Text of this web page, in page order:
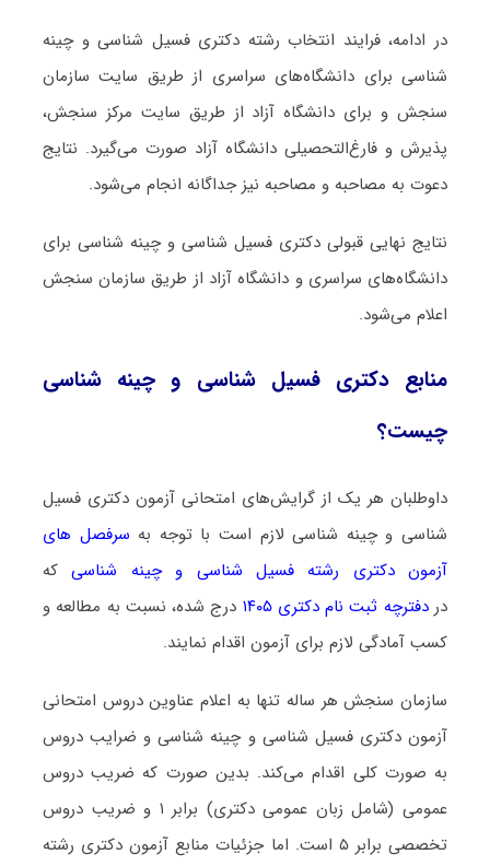
در ادامه، فرایند انتخاب رشته دکتری فسیل شناسی و چینه
شناسی برای دانشگاه‌های سراسری از طریق سایت سازمان
سنجش و برای دانشگاه آزاد از طریق سایت مرکز سنجش،
پذیرش و فارغ‌التحصیلی دانشگاه آزاد صورت می‌گیرد. نتایج
دعوت به مصاحبه و مصاحبه نیز جداگانه انجام می‌شود.
نتایج نهایی قبولی دکتری فسیل شناسی و چینه شناسی برای
دانشگاه‌های سراسری و دانشگاه آزاد از طریق سازمان سنجش
اعلام می‌شود.
منابع دکتری فسیل شناسی و چینه شناسی
چیست؟
داوطلبان هر یک از گرایش‌های امتحانی آزمون دکتری فسیل
شناسی و چینه شناسی لازم است با توجه به سرفصل های
آزمون دکتری رشته فسیل شناسی و چینه شناسیکه
در دفترچه ثبت نام دکتری ۱۴۰۵
درج شده، نسبت به مطالعه و
کسب آمادگی لازم برای آزمون اقدام نمایند.
سازمان سنجش هر ساله تنها به اعلام عناوین دروس امتحانی
آزمون دکتری فسیل شناسی و چینه شناسی و ضرایب دروس
به صورت کلی اقدام می‌کند. بدین صورت که ضریب دروس
عمومی (شامل زبان عمومی دکتری) برابر ۱ و ضریب دروس
تخصصی برابر ۵ است. اما جزئیات منابع آزمون دکتری رشته